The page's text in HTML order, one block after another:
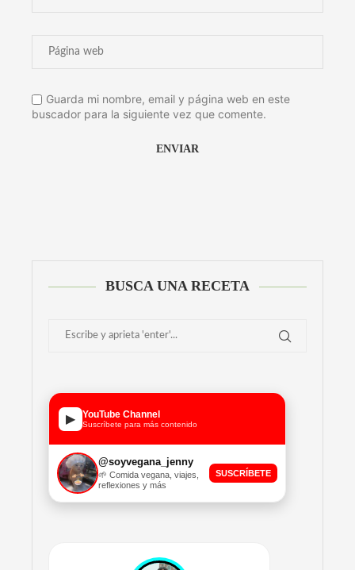
Guarda mi nombre, email y página web en este
buscador para la siguiente vez que comente.
BUSCA UNA RECETA
▶ YouTube Channel
Suscríbete para más contenido
@soyvegana_jenny
🌱 Comida vegana, viajes,
reflexiones y más
SUSCRÍBETE